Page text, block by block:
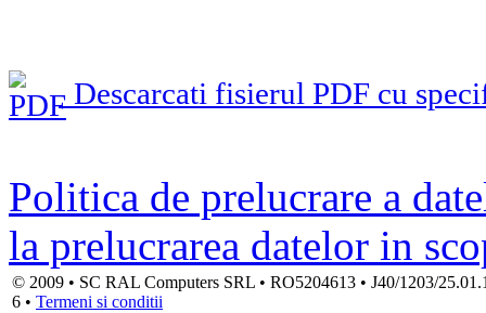
Descarcati fisierul PDF cu
Politica de prelucrare a
la prelucrarea datelor in
© 2009 • SC RAL Computers SRL • RO5204613 • J40/1203/
6 • Termeni si conditii